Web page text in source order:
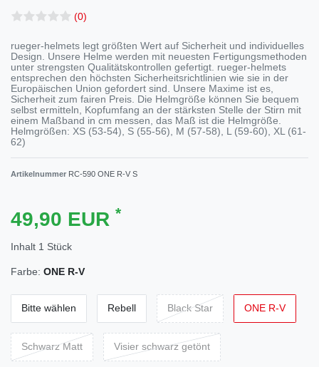
(0)
rueger-helmets legt größten Wert auf Sicherheit und individuelles
Design. Unsere Helme werden mit neuesten Fertigungsmethoden
unter strengsten Qualitätskontrollen gefertigt. rueger-helmets
entsprechen den höchsten Sicherheitsrichtlinien wie sie in der
Europäischen Union gefordert sind. Unsere Maxime ist es,
Sicherheit zum fairen Preis. Die Helmgröße können Sie bequem
selbst ermitteln, Kopfumfang an der stärksten Stelle der Stirn mit
einem Maßband in cm messen, das Maß ist die Helmgröße.
Helmgrößen: XS (53-54), S (55-56), M (57-58), L (59-60), XL (61-
62)
Artikelnummer RC-590 ONE R-V S
49,90 EUR *
Inhalt 1 Stück
Farbe: ONE R-V
Bitte wählen Rebell Black Star ONE R-V
Schwarz Matt Visier schwarz getönt